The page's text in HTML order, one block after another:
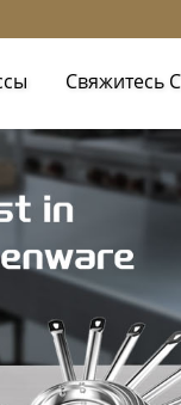
Свяжитесь